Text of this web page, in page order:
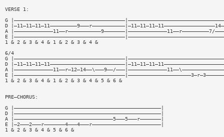
VERSE 1:
G
D
A |—————————————11——r———————————9———————|—————————————11——r—————————7/
E
1 & 2 & 3 & 4 & 1 & 2 & 3 & 4 &
6/4
G
D
A |—————————————11——r—12—14——\———9——/
E
1 & 2 & 3 & 4 & 1 & 2 & 3 & 4 & 5 & 6 &
PRE—CHORUS:
G |—————————————————————————————————————————————————|
D |—————————————————————————————————————————————————|
A |—————————————————————————————————5———5———r———————|
E |—2———2———r———————4———4———r———————————————————————|
1 & 2 & 3 & 4 & 5 & 6 &